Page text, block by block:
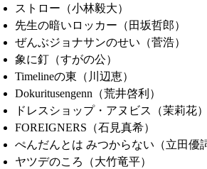
ストロー（小林毅大）
先生の暗いロッカー（田坂哲郎）
ぜんぶジョナサンのせい（菅浩）
象に釘（すがの公）
Timelineの東（川辺恵）
Dokuritusengenn（荒井啓利）
ドレスショップ・アヌビス（茉莉花
FOREIGNERS（石見真希）
ぺんだんとは みつからない（立田優
ヤツデのころ（大竹竜平）